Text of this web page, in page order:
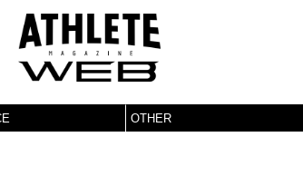
OTHER